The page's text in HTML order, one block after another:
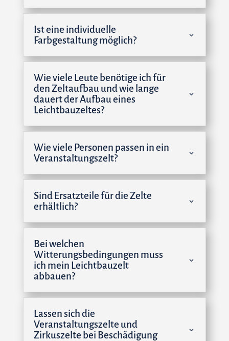
Ist eine individuelle
Farbgestaltung möglich?
Wie viele Leute benötige ich für
den Zeltaufbau und wie lange
dauert der Aufbau eines
Leichtbauzeltes?
Wie viele Personen passen in ein
Veranstaltungszelt?
Sind Ersatzteile für die Zelte
erhältlich?
Bei welchen
Witterungsbedingungen muss
ich mein Leichtbauzelt
abbauen?
Lassen sich die
Veranstaltungszelte und
Zirkuszelte bei Beschädigung